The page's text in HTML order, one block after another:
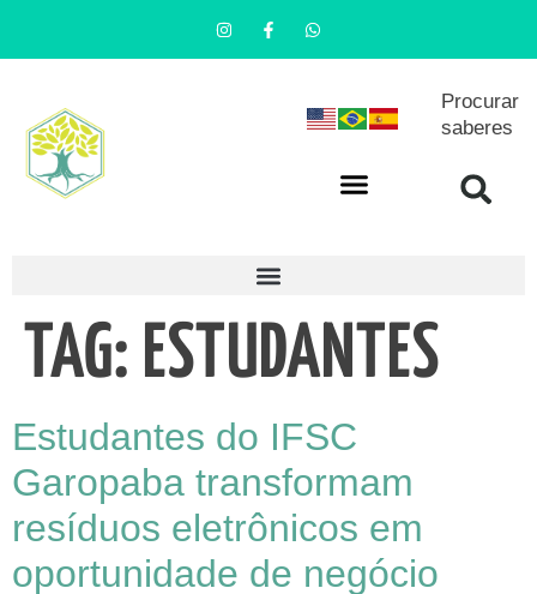
Procurar
saberes
TAG: ESTUDANTES
Estudantes do IFSC
Garopaba transformam
resíduos eletrônicos em
oportunidade de negócio